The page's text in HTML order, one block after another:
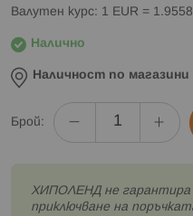
Валутен курс: 1 EUR =
Налично
Наличност по магазини
Брой:
XИПОЛЕНД не
приключване на